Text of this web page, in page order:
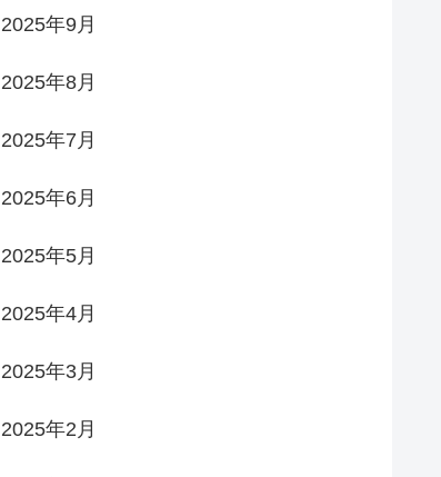
2025年9月
2025年8月
2025年7月
2025年6月
2025年5月
2025年4月
2025年3月
2025年2月